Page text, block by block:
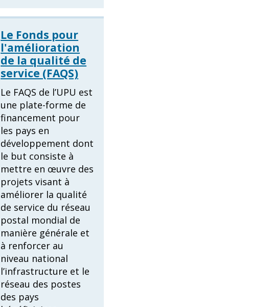
Le Fonds pour
l'amélioration
de la qualité de
service (FAQS)
Le FAQS de l’UPU est
une plate-forme de
financement pour
les pays en
développement dont
le but consiste à
mettre en œuvre des
projets visant à
améliorer la qualité
de service du réseau
postal mondial de
manière générale et
à renforcer au
niveau national
l’infrastructure et le
réseau des postes
des pays